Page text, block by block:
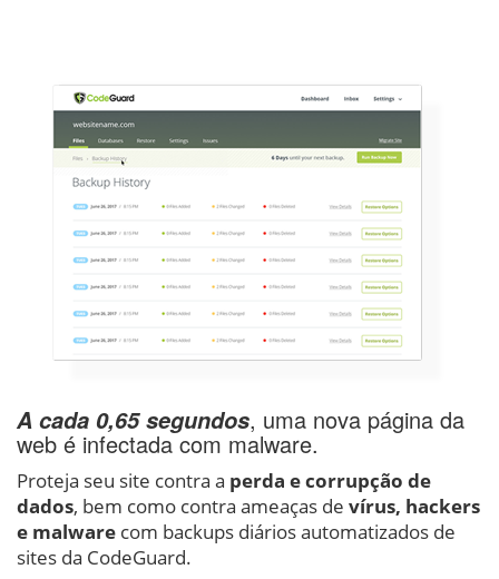
A cada 0,65 segundos, uma nova página da
web é infectada com malware.
Proteja seu site contra a perda e corrupção de
dados, bem como contra ameaças de vírus, hackers
e malware com backups diários automatizados de
sites da CodeGuard.